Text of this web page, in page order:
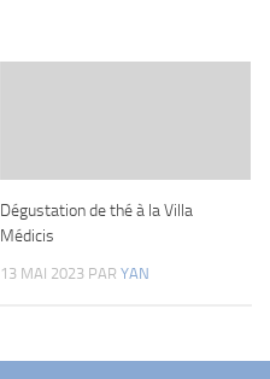
Dégustation de thé à la Villa
Médicis
13 MAI 2023 PAR YAN